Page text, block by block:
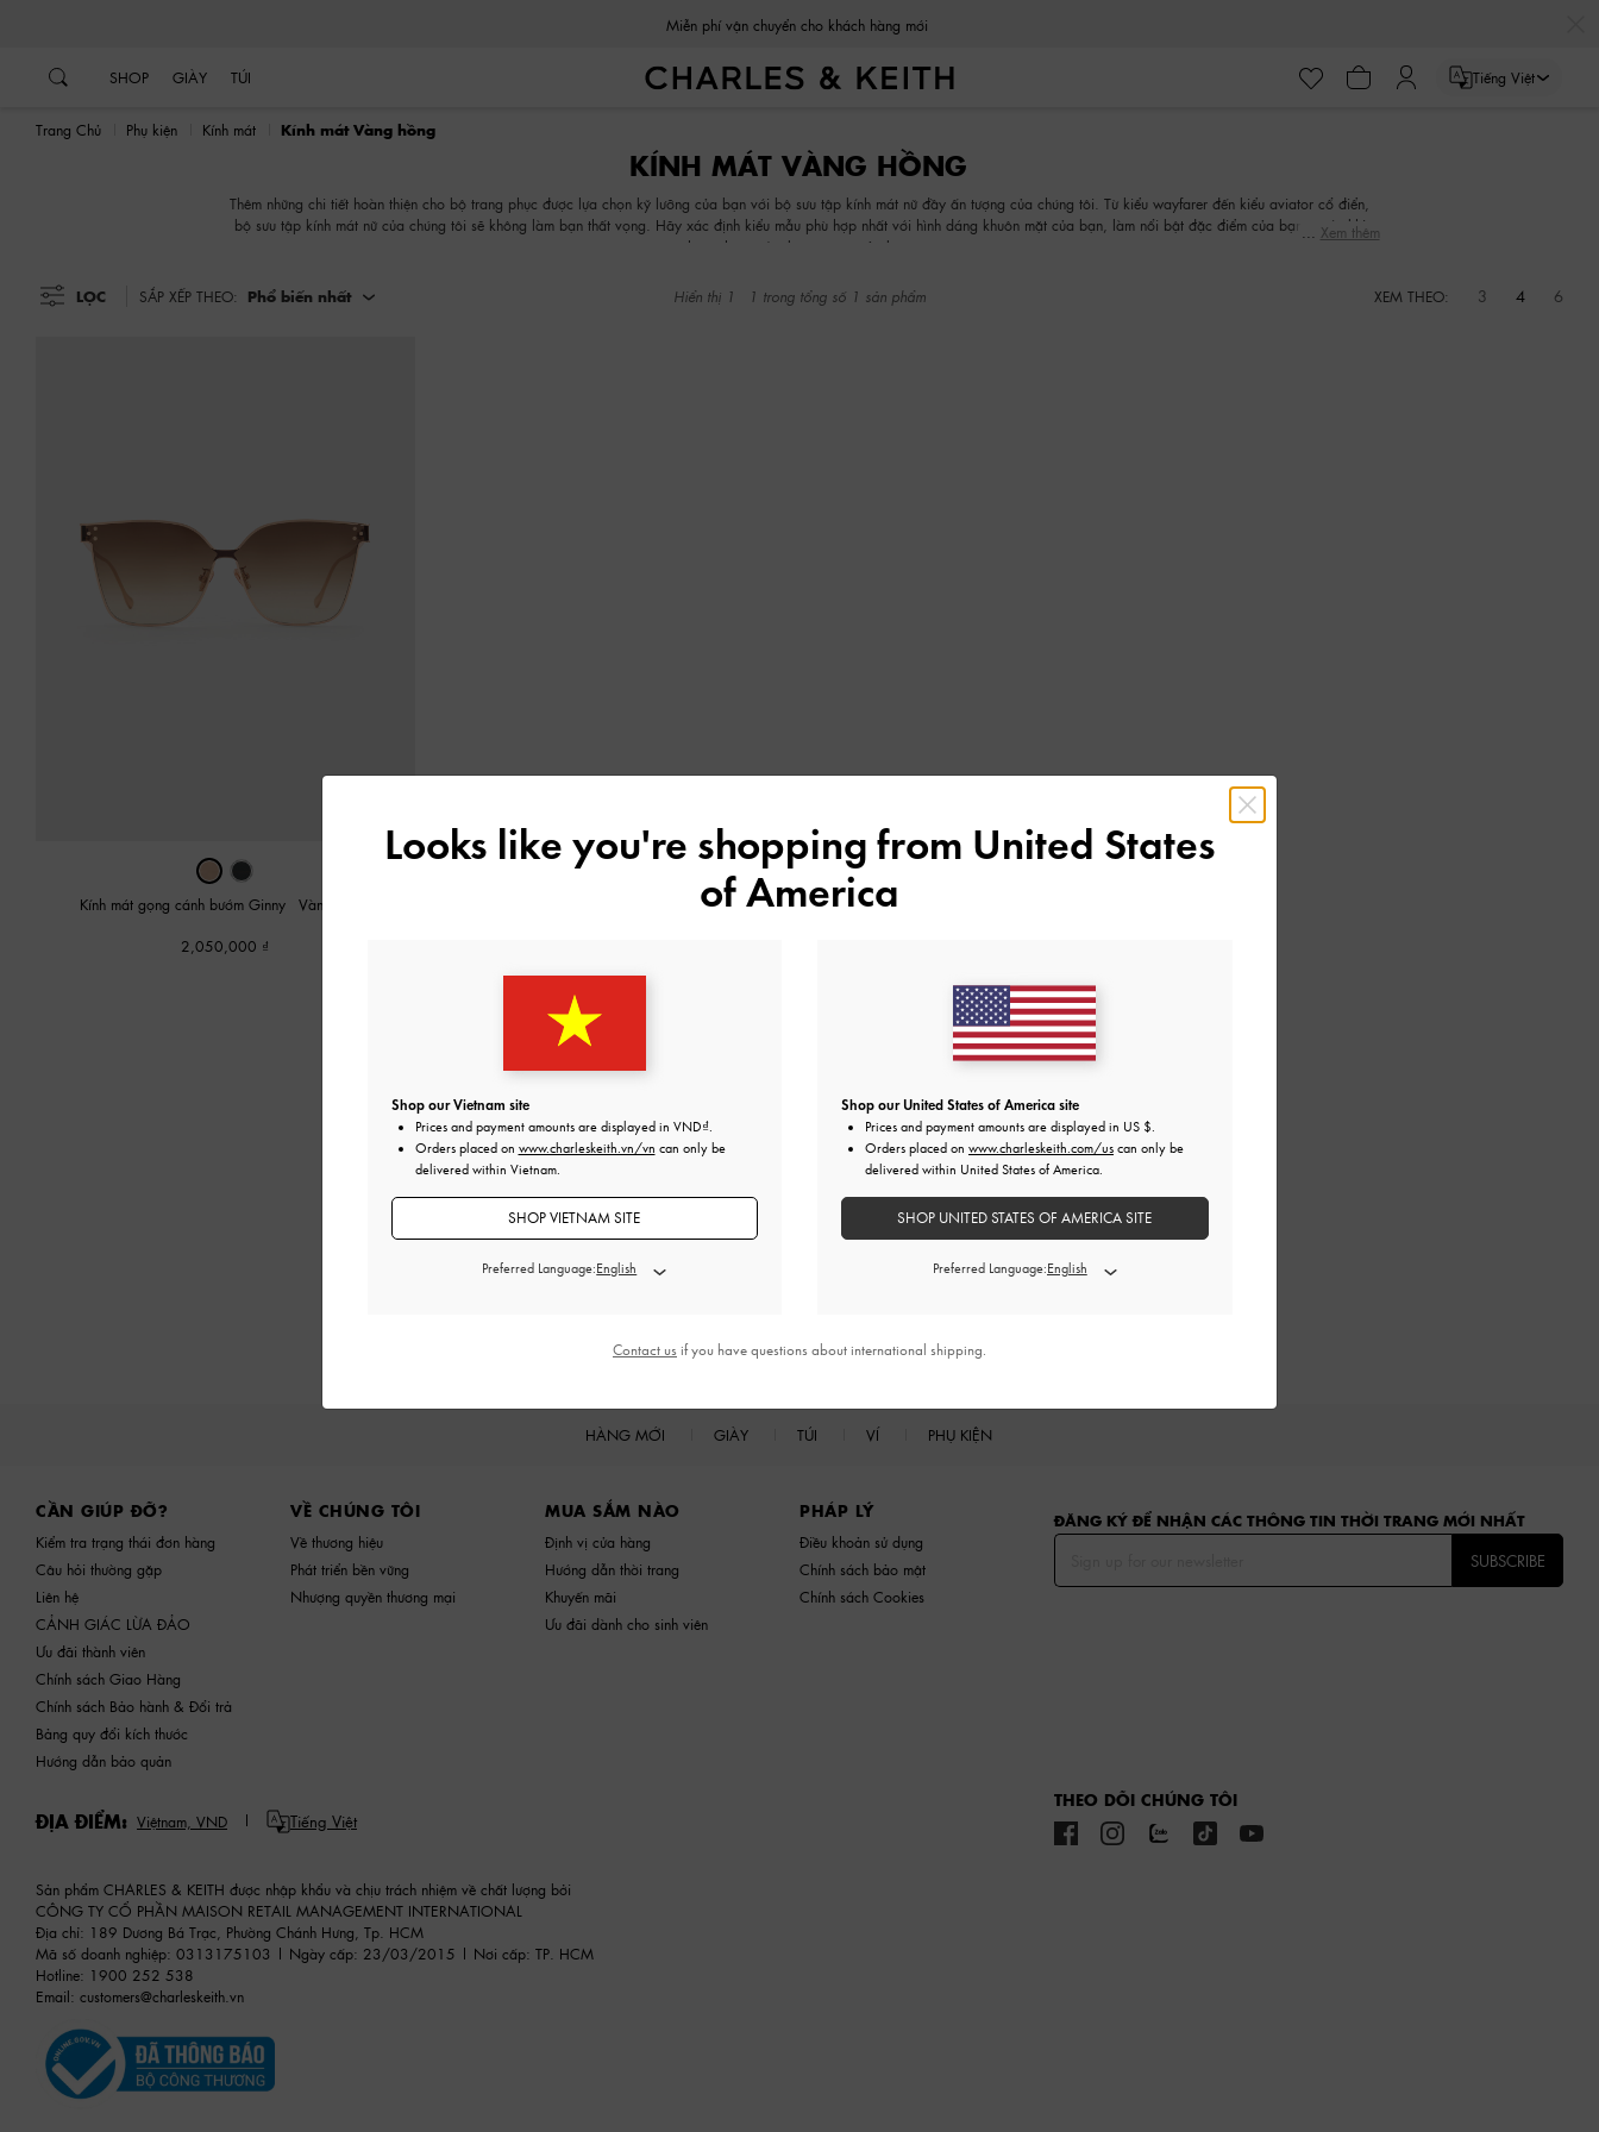
Miễn phí vận chuyển cho khách hàng mới
SHOP GIÀY TÚI Tiếng Việt
Trang Chủ Phụ kiện Kính mát Kính mát Vàng hồng
KÍNH MÁT VÀNG HỒNG
Thêm những chi tiết hoàn thiện cho bộ trang phục được lựa chọn kỹ lưỡng của bạn với bộ sưu tập kính mát nữ đầy ấn tượng của chúng tôi. Từ kiểu wayfarer đến kiểu aviator cổ điển,
bộ sưu tập kính mát nữ của chúng tôi sẽ không làm bạn thất vọng. Hãy xác định kiểu mẫu phù hợp nhất với hình dáng khuôn mặt của bạn, làm nổi bật đặc điểm của bạn, trước khi
thêm chúng vào bộ sưu tập của bạn.
Xem thêm
LỌC SẮP XẾP THEO: Phổ biến nhất Hiển thị 1 1 trong tổng số 1 sản phẩm XEM THEO: 3 4 6
Kính mát gọng cánh bướm Ginny
Vàng Hồng
2,050,000
HÀNG MỚI GIÀY TÚI VÍ PHỤ KIỆN
CẦN GIÚP ĐỠ?
Kiểm tra trạng thái đơn hàng
Câu hỏi thường gặp
Liên hệ
CẢNH GIÁC LỪA ĐẢO
Ưu đãi thành viên
Chính sách Giao Hàng
Chính sách Bảo hành & Đổi trả
Bảng quy đổi kích thước
Hướng dẫn bảo quản
VỀ CHÚNG TÔI
Về thương hiệu
Phát triển bền vững
Nhượng quyền thương mại
MUA SẮM NÀO
Định vị cửa hàng
Hướng dẫn thời trang
Khuyến mãi
Ưu đãi dành cho sinh viên
PHÁP LÝ
Điều khoản sử dụng
Chính sách bảo mật
Chính sách Cookies
ĐĂNG KÝ ĐỂ NHẬN CÁC THÔNG TIN THỜI TRANG MỚI NHẤT
SUBSCRIBE
ĐỊA ĐIỂM: Việtnam, VND Tiếng Việt
THEO DÕI CHÚNG TÔI
Sản phẩm CHARLES & KEITH được nhập khẩu và chịu trách nhiệm về chất lượng bởi
CÔNG TY CỔ PHẦN MAISON RETAIL MANAGEMENT INTERNATIONAL
Địa chỉ: 189 Dương Bá Trạc, Phường Chánh Hưng, Tp. HCM
Mã số doanh nghiệp: 0313175103 | Ngày cấp: 23/03/2015 | Nơi cấp: TP. HCM
Hotline: 1900 252 538
Email: customers@charleskeith.vn
Looks like you're shopping from United States
of America
Shop our Vietnam site
Prices and payment amounts are displayed in VND .
Orders placed on www.charleskeith.vn/vn can only be
delivered within Vietnam.
SHOP VIETNAM SITE
Preferred Language:
Shop our United States of America site
Prices and payment amounts are displayed in US $
Orders placed on www.charleskeith.com/us can only be
delivered within United States of America.
SHOP UNITED STATES OF AMERICA SITE
Preferred Language:
Contact us if you have questions about international shipping.